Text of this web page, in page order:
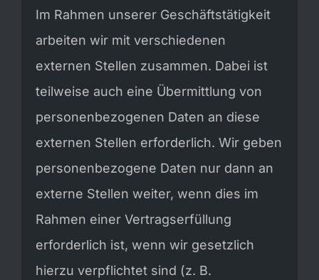
Im Rahmen unserer Geschäftstätigkeit
arbeiten wir mit verschiedenen
externen Stellen zusammen. Dabei ist
teilweise auch eine Übermittlung von
personenbezogenen Daten an diese
externen Stellen erforderlich. Wir geben
personenbezogene Daten nur dann an
externe Stellen weiter, wenn dies im
Rahmen einer Vertragserfüllung
erforderlich ist, wenn wir gesetzlich
hierzu verpflichtet sind (z. B.